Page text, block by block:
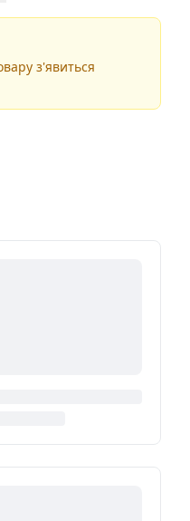
з'явиться